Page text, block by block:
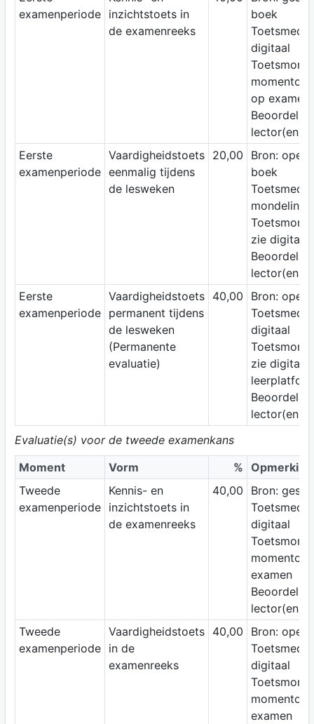
examenperiode
inzichtstoets in
de examenreeks
boek
digitaal
op examen
lector(en)
Eerste
examenperiode
Vaardigheidstoets
eenmalig tijdens
de lesweken
20,00
Bron: open
boek
mondeling
zie digitap
lector(en)
Eerste
examenperiode
Vaardigheidstoets
permanent tijdens
de lesweken
(Permanente
evaluatie)
40,00
Bron:
digitaal
zie digitaal
lector(en)
Evaluatie(s) voor de tweede examenkans
Moment
Vorm % Opmerking
Tweede
examenperiode
Kennis- en
inzichtstoets in
de examenreeks
40,00
Bron:
digitaal
examen
lector(en)
Tweede
examenperiode
Vaardigheidstoets
in de
examenreeks
40,00
Bron: open
digitaal
examen